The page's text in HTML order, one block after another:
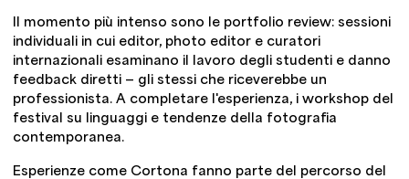
Il momento più intenso sono le portfolio review: sessioni
individuali in cui editor, photo editor e curatori
internazionali esaminano il lavoro degli studenti e danno
feedback diretti — gli stessi che riceverebbe un
professionista. A completare l'esperienza, i workshop del
festival su linguaggi e tendenze della fotografia
contemporanea.
Esperienze come Cortona fanno parte del percorso del